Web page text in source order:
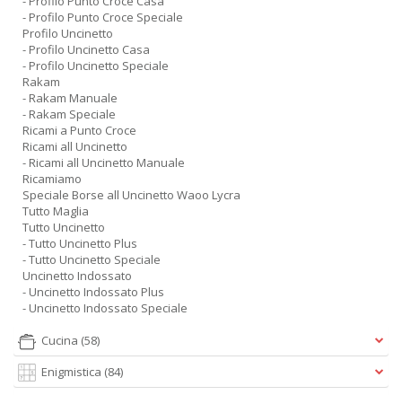
- Profilo Punto Croce Speciale
Profilo Uncinetto
- Profilo Uncinetto Casa
- Profilo Uncinetto Speciale
Rakam
- Rakam Manuale
- Rakam Speciale
Ricami a Punto Croce
Ricami all Uncinetto
- Ricami all Uncinetto Manuale
Ricamiamo
Speciale Borse all Uncinetto Waoo Lycra
Tutto Maglia
Tutto Uncinetto
- Tutto Uncinetto Plus
- Tutto Uncinetto Speciale
Uncinetto Indossato
- Uncinetto Indossato Plus
- Uncinetto Indossato Speciale
Cucina (58)
Enigmistica (84)